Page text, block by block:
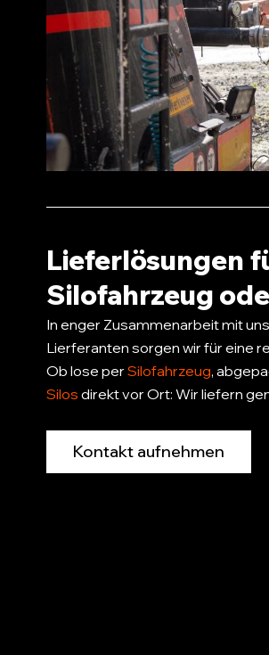
Lieferlösungen
Silofahrzeug
In enger Zusammenarbeit mit
Lierferanten sorgen wir für eine
Ob lose per Silofahrzeug,
Silos direkt vor Ort: Wir liefern
Kontakt aufnehmen